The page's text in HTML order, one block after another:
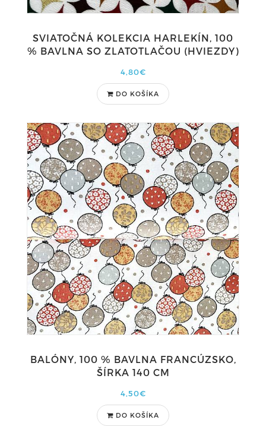
SVIATOČNÁ KOLEKCIA HARLEKÍN, 100
% BAVLNA SO ZLATOTLAČOU (HVIEZDY)
4,80€
DO KOŠÍKA
BALÓNY, 100 % BAVLNA FRANCÚZSKO,
ŠÍRKA 140 CM
4,50€
DO KOŠÍKA